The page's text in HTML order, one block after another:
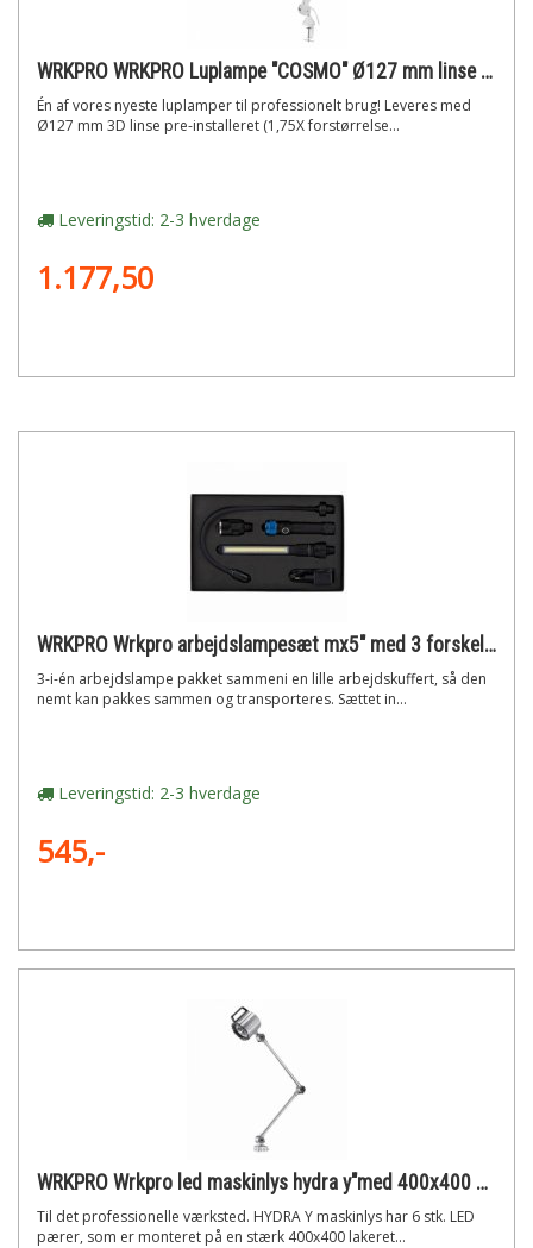
WRKPRO WRKPRO Luplampe "COSMO" Ø127 mm linse med 3D+5D Dioptri og 12W LED lyskilde
Én af vores nyeste luplamper til professionelt brug! Leveres med
Ø127 mm 3D linse pre-installeret (1,75X forstørrelse...
Leveringstid: 2-3 hverdage
1.177,50
WRKPRO Wrkpro arbejdslampesæt mx5" med 3 forskellige arbejdslys og genopladeligt batteri"
3-i-én arbejdslampe pakket sammeni en lille arbejdskuffert, så den
nemt kan pakkes sammen og transporteres. Sættet in...
Leveringstid: 2-3 hverdage
545,-
WRKPRO Wrkpro led maskinlys hydra y"med 400x400 mm arm ac+dc 24v"
Til det professionelle værksted. HYDRA Y maskinlys har 6 stk. LED
pærer, som er monteret på en stærk 400x400 lakeret...